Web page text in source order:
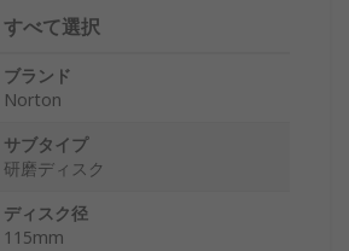
すべて選択
ブランド
Norton
サブタイプ
研磨ディスク
ディスク径
115mm